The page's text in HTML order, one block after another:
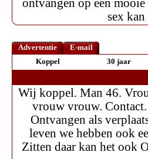
ontvangen op een
sex
Advertentie
E-mail
Koppel
30 jaar
Wij koppel. Man 46.
vrouw vrouw.
Ontvangen als
leven we hebben ook
Zitten daar kan het ook